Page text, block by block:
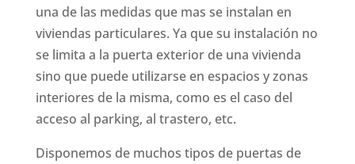
una de las medidas que mas se instalan en
viviendas particulares. Ya que su instalación no
se limita a la puerta exterior de una vivienda
sino que puede utilizarse en espacios y zonas
interiores de la misma, como es el caso del
acceso al parking, al trastero, etc.
Disponemos de muchos tipos de puertas de